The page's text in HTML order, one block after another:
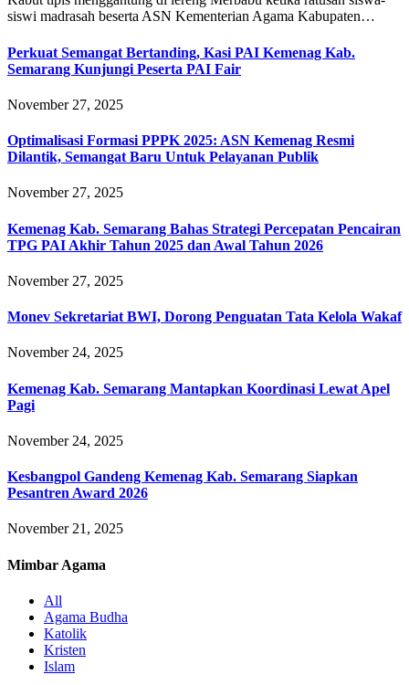
siswi madrasah beserta ASN Kementerian Agama Kabupaten…
Perkuat Semangat Bertanding, Kasi PAI Kemenag Kab.
Semarang Kunjungi Peserta PAI Fair
November 27, 2025
Optimalisasi Formasi PPPK 2025: ASN Kemenag Resmi
Dilantik, Semangat Baru Untuk Pelayanan Publik
November 27, 2025
Kemenag Kab. Semarang Bahas Strategi Percepatan Pencairan
TPG PAI Akhir Tahun 2025 dan Awal Tahun 2026
November 27, 2025
Monev Sekretariat BWI, Dorong Penguatan Tata Kelola Wakaf
November 24, 2025
Kemenag Kab. Semarang Mantapkan Koordinasi Lewat Apel
Pagi
November 24, 2025
Kesbangpol Gandeng Kemenag Kab. Semarang Siapkan
Pesantren Award 2026
November 21, 2025
Mimbar Agama
All
Agama Budha
Katolik
Kristen
Islam